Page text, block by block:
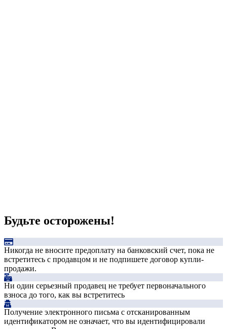
Будьте осторожены!
Никогда не вносите предоплату на банковский счет, пока не
встретитесь с продавцом и не подпишете договор купли-
продажи.
Ни один серьезный продавец не требует первоначального
взноса до того, как вы встретитесь
Получение электронного письма с отсканированным
идентификатором не означает, что вы идентифицировали